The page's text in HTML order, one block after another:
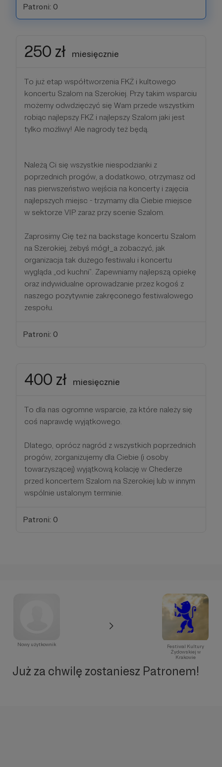
Patroni: 0
250 zł miesięcznie
To już etap współtworzenia FKŻ i kultowego
koncertu Szalom na Szerokiej. Przy takim wsparciu
możemy odwdzięczyć się Wam przede wszystkim
robiąc najlepszy FKŻ i najlepszy Szalom jaki jest
tylko możliwy! Ale nagrody też będą.
Należą Ci się wszystkie niespodzianki z
poprzednich progów, a dodatkowo, otrzymasz od
nas pierwszeństwo wejścia na koncerty i zajęcia
najlepszych miejsc - trzymamy dla Ciebie miejsce
w sektorze VIP zaraz przy scenie Szalom.
Zaprosimy Cię też na backstage koncertu Szalom
na Szerokiej, żebyś mógł_a zobaczyć, jak
organizacja tak dużego festiwalu i koncertu
wygląda „od kuchni”. Zapewniamy najlepszą opiekę
oraz indywidualne oprowadzanie przez kogoś z
naszego pozytywnie zakręconego festiwalowego
zespołu.
Patroni: 0
400 zł miesięcznie
To dla nas ogromne wsparcie, za które należy się
coś naprawdę wyjątkowego.
Dlatego, oprócz nagród z wszystkich poprzednich
progów, zorganizujemy dla Ciebie (i osoby
towarzyszącej) wyjątkową kolację w Chederze
przed koncertem Szalom na Szerokiej lub w innym
wspólnie ustalonym terminie.
Patroni: 0
Nowy użytkownik
Festiwal Kultury
Żydowskiej w
Krakowie
Już za chwilę zostaniesz Patronem!